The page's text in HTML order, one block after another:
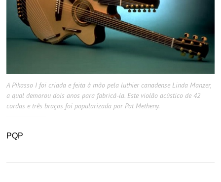
A Pikasso I foi criada e feita à mão pela luthier canadense Linda Manzer,
a qual demorou dois anos para fabricá-la. Este violão acústico de 42
cordas e três braços foi popularizada por Pat Metheny.
PQP